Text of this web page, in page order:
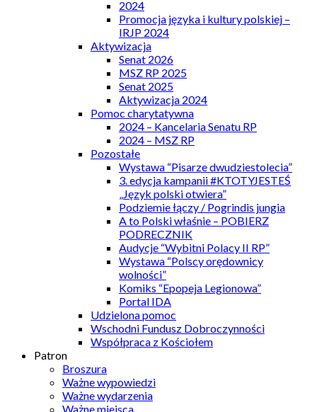
2024
Promocja języka i kultury polskiej –
IRJP 2024
Aktywizacja
Senat 2026
MSZ RP 2025
Senat 2025
Aktywizacja 2024
Pomoc charytatywna
2024 – Kancelaria Senatu RP
2024 – MSZ RP
Pozostałe
Wystawa “Pisarze dwudziestolecia”
3. edycja kampanii #KTOTYJESTEŚ
„Język polski otwiera”
Podziemie łączy / Pogrindis jungia
A to Polski właśnie – POBIERZ
PODRECZNIK
Audycje “Wybitni Polacy II RP”
Wystawa “Polscy orędownicy
wolności”
Komiks “Epopeja Legionowa”
Portal IDA
Udzielona pomoc
Wschodni Fundusz Dobroczynności
Współpraca z Kościołem
Patron
Broszura
Ważne wypowiedzi
Ważne wydarzenia
Ważne miejsca